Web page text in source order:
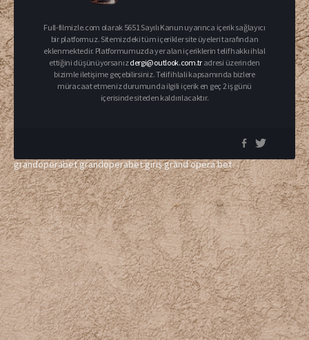
Full-filmizle.com olarak 5651 Sayılı Kanun uyarınca içerik sağlayıcı
bir platformuz. Sitemizdeki tüm içerikler site üyeleri tarafından
eklenmektedir. Platformumuzda yer alan içeriklerin telif hakkı ihlal
ettiğini düşünüyorsanızdergi@outlook.com.tr adresi üzerinden
bizimle iletişime geçebilirsiniz. Telif ihlali kapsamında bizlere
müracaat etmeniz durumunda ilgili içerik en geç 2 iş günü
içerisinde siteden kaldırılacaktır.
grandoperabetgrandoperabet girişgrand opera bet